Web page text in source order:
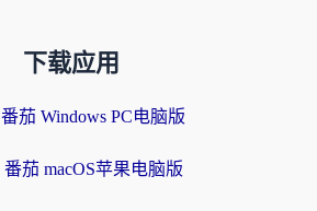
下载应用
番茄 Windows PC电脑版
番茄 macOS苹果电脑版